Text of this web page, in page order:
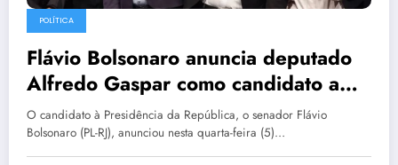
POLÍTICA
Flávio Bolsonaro anuncia deputado
Alfredo Gaspar como candidato a
vice
O candidato à Presidência da República, o senador Flávio
Bolsonaro (PL-RJ), anunciou nesta quarta-feira (5)…